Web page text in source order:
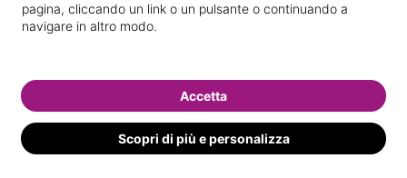
pagina, cliccando un link o un pulsante o continuando a
navigare in altro modo.
Scopri di più e personalizza
Accetta